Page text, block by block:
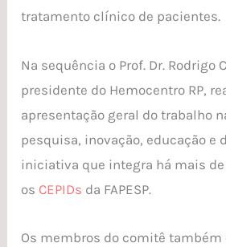
tratamento clínico de pacientes.
Na sequência o Prof. Dr. Rodrigo
presidente do Hemocentro RP,
apresentação geral do trabalho
pesquisa, inovação, educação e
iniciativa que integra há mais de
os CEPIDs da FAPESP.
Os membros do comitê também